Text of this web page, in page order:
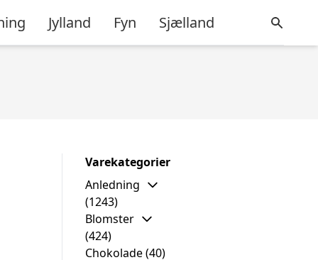
Jylland Fyn Sjælland
Varekategorier
Anledning
(1243)
Blomster
(424)
Chokolade(40)